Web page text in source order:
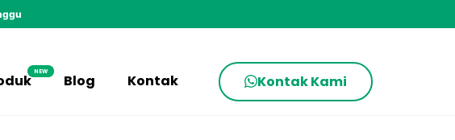
NEW
Blog Kontak Kontak Kami